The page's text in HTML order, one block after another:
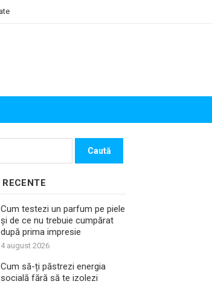
Cum testezi un parfum pe piele
și de ce nu trebuie cumpărat
după prima impresie
4 august 2026
Cum să-ți păstrezi energia
socială fără să te izolezi